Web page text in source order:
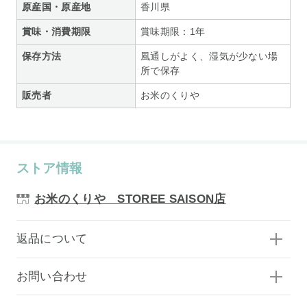
原産国・原産地 香川県
賞味・消費期限 賞味期限：1年
保存方法
風通しがよく、湿気が少ない場
所で保存
販売者 お米のくりや
ストア情報
お米のくりや STOREE SAISON店
返品について
お問い合わせ